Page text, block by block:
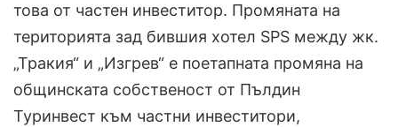
това от частен инвеститор. Промяната на
територията зад бившия хотел SPS между жк.
„Тракия“ и „Изгрев“ е поетапната промяна на
общинската собственост от Пълдин
Туринвест към частни инвеститори,